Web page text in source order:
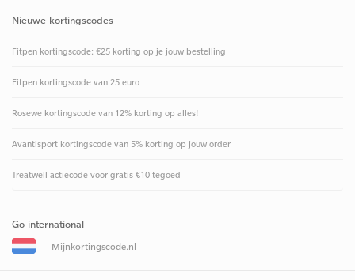
Nieuwe kortingscodes
Fitpen kortingscode: €25 korting op je jouw bestelling
Fitpen kortingscode van 25 euro
Rosewe kortingscode van 12% korting op alles!
Avantisport kortingscode van 5% korting op jouw order
Treatwell actiecode voor gratis €10 tegoed
Go international
Mijnkortingscode.nl